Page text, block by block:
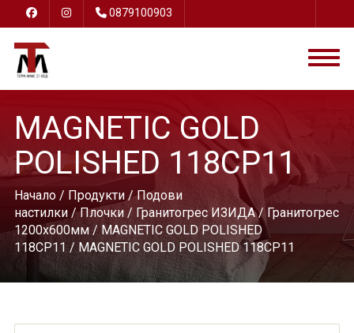
0879100903
MAGNETIC GOLD
POLISHED 118CP11
Начало/ Продукти/Подови
настилки/Плочки/Гранитогрес ИЗИДА/Гранитогрес
1200х600мм/ MAGNETIC GOLD POLISHED
118CP11/ MAGNETIC GOLD POLISHED 118CP11